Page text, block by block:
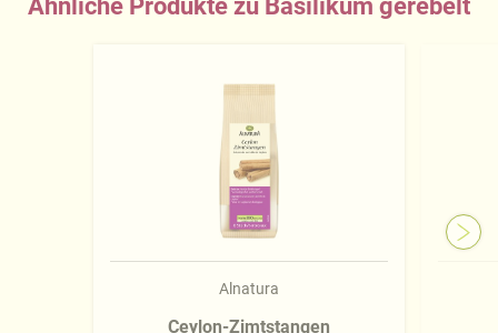
Ähnliche Produkte zu Basilikum gerebelt
Alnatura
Ceylon-Zimtstangen